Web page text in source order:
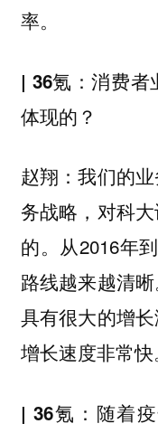
率。
| 36氪：消费
体现的？
赵翔：我们的
务战略，对科
的。从2016年
路线越来越清
具有很大的增
增长速度非常快
| 36氪：随着